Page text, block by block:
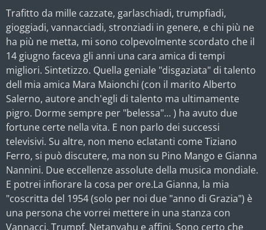
Trafitto da mille cazzate, garlaschiadi, trumpfiadi,
gioggiadi, vannacciadi, stronziadi in genere, e chi più ne
ha più ne metta, mi sono colpevolmente scordato che il
14 giugno faceva gli anni una cara amica di tempi
migliori. Sintetizzo. Quella geniale "disgaziata" di talento
dell mia amica Mara Maionchi (con il marito Alberto
Salerno, autore anch'egli di talento ma ultimamente
pigro. Dorme sempre per "belessa"... ) ha avuto due
fortune certe nella vita. E non parlo dei successi
televisivi. Su altre, non meno eclatanti come Tiziano
Ferro, si può discutere, ma non su Pino Mango e Gianna
Nannini. Due eccellenze assolute della musica mondiale.
E potrei infiorare la cosa per ore.La Gianna, la mia
"coscritta del 1954 (solo per noi due "anno di Grazia") è
una persona che vorrei mettere in una stanza con
Vannacci, Trumpf, Netanyahu e affini. Sono certo che